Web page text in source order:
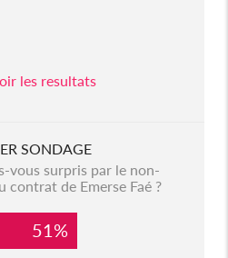
les resultats
SONDAGE
vous surpris par le non-
contrat de Emerse Faé ?
51%